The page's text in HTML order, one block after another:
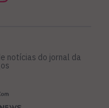
notícias do jornal da